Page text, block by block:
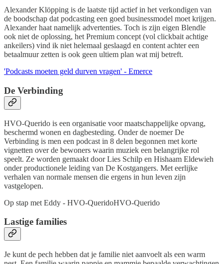
Alexander Klöpping is de laatste tijd actief in het verkondigen van
de boodschap dat podcasting een goed businessmodel moet krijgen.
Alexander haat namelijk advertenties. Toch is zijn eigen Blendle
ook niet de oplossing, het Premium concept (vol clickbait achtige
ankeilers) vind ik niet helemaal geslaagd en content achter een
betaalmuur zetten is ook geen ultiem plan wat mij betreft.
'Podcasts moeten geld durven vragen' - Emerce
De Verbinding
HVO-Querido is een organisatie voor maatschappelijke opvang,
beschermd wonen en dagbesteding. Onder de noemer De
Verbinding is men een podcast in 8 delen begonnen met korte
vignetten over de bewoners waarin muziek een belangrijke rol
speelt. Ze worden gemaakt door Lies Schilp en Hishaam Eldewieh
onder productionele leiding van De Kostgangers. Met eerlijke
verhalen van normale mensen die ergens in hun leven zijn
vastgelopen.
Op stap met Eddy - HVO-QueridoHVO-Querido
Lastige families
Je kunt de pech hebben dat je familie niet aanvoelt als een warm